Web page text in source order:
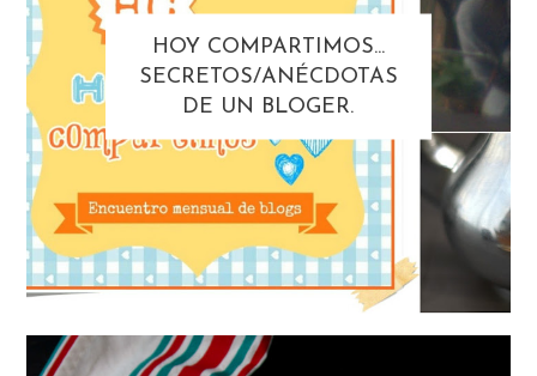
HOY COMPARTIMOS...
SECRETOS/ANÉCDOTAS
DE UN BLOGER.